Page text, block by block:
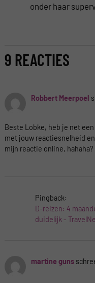
onder haar
9 REACTIES
Robbert Meerpoel
Beste Lobke, heb je net
met jouw reactiesnelheid
mijn reactie online, hahaha?
Pingback:
D-reizen: 4
duidelijk -
martine guns